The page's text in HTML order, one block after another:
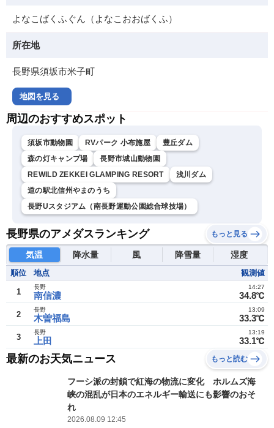
よなこばくふぐん（よなこおおばくふ）
所在地
長野県須坂市米子町
地図を見る
周辺のおすすめスポット
須坂市動物園 RVパーク 小布施屋
豊丘ダム
森の灯キャンプ場
長野市城山動物園
REWILD ZEKKEI GLAMPING RESORT
浅川ダム
道の駅北信州やまのうち
長野Uスタジアム（南長野運動公園総合球技場）
長野県のアメダスランキング もっと見る
気温 降水量 風 降雪量 湿度
順位 地点 観測値
1 南信濃
長野
34.8℃
14:27
2 木曽福島
長野
33.3℃
13:09
3 上田
長野
33.1℃
13:19
最新のお天気ニュース もっと読む
フーシ派の封鎖で紅海の物流に変化 ホルムズ海
峡の混乱が日本のエネルギー輸送にも影響のおそ
れ
2026.08.09 12:45